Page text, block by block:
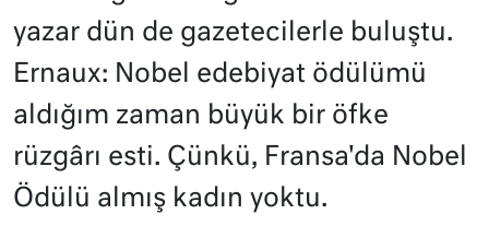
yazar dün de gazetecilerle buluştu.
Ernaux: Nobel edebiyat ödülümü
aldığım zaman büyük bir öfke
rüzgârı esti. Çünkü, Fransa'da Nobel
Ödülü almış kadın yoktu.